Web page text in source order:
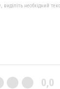
необхідний
0,0